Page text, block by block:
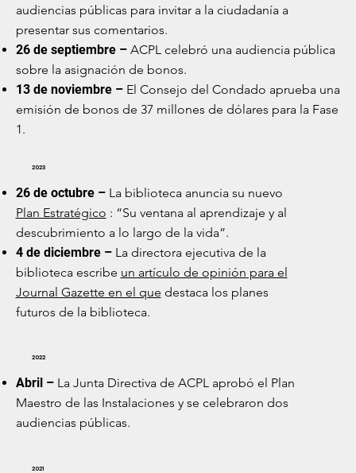
audiencias públicas para invitar a la ciudadanía a
presentar sus comentarios.
26 de septiembre – ACPL celebró una audiencia pública
sobre la asignación de bonos.
13 de noviembre – El Consejo del Condado aprueba una
emisión de bonos de 37 millones de dólares para la Fase
1.
2023
26 de octubre –La biblioteca anuncia su nuevo
Plan Estratégico : “Su ventana al aprendizaje y al
descubrimiento a lo largo de la vida”.
4 de diciembre –La directora ejecutiva de la
biblioteca escribe un artículo de opinión para el
Journal Gazette en el que destaca los planes
futuros de la biblioteca.
2022
Abril –La Junta Directiva de ACPL aprobó el Plan
Maestro de las Instalaciones y se celebraron dos
audiencias públicas.
2021